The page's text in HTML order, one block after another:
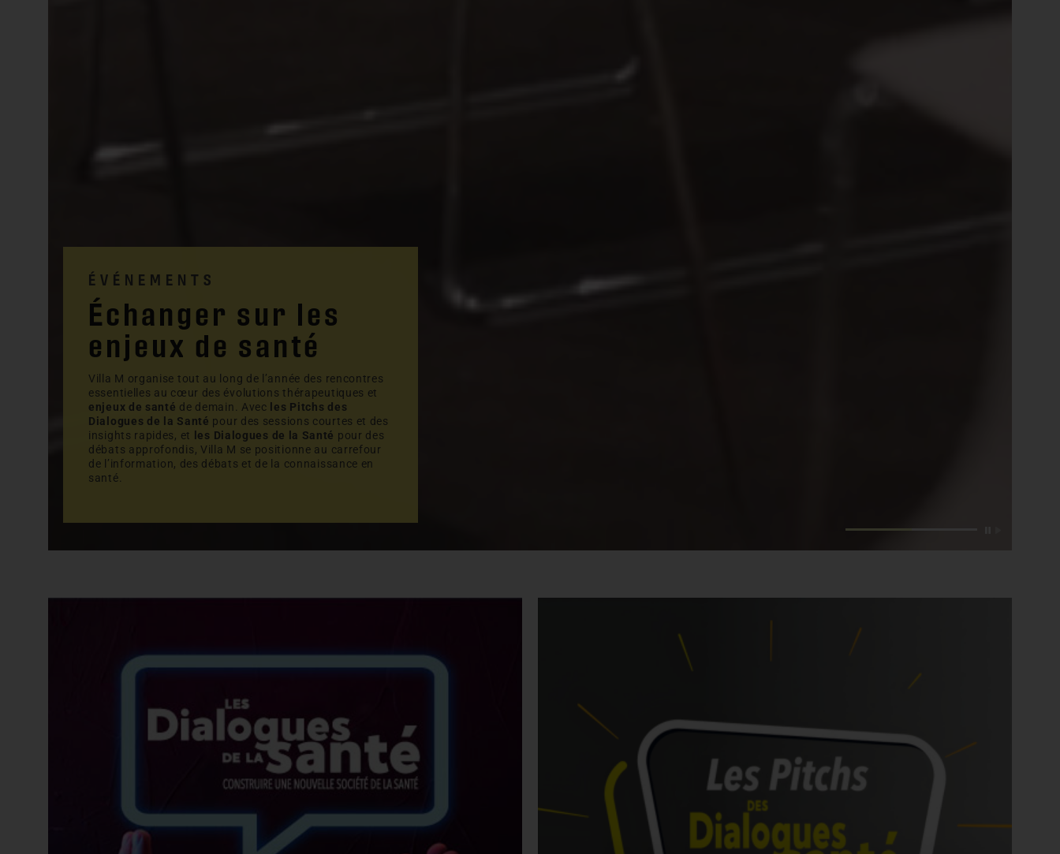
ÉVÉNEMENTS
Échanger sur les
enjeux de santé
Villa M organise tout au long de l’année des rencontres
essentielles au cœur des évolutions thérapeutiques et
enjeux de santé de demain. Avec
les Pitchs des
Dialogues de la Santé pour des sessions courtes et des
insights rapides, et
les Dialogues de la Santé pour des
débats approfondis, Villa M se positionne au carrefour
de l’information, des débats et de la connaissance en
santé.